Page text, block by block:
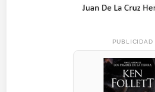
PUBLICIDAD